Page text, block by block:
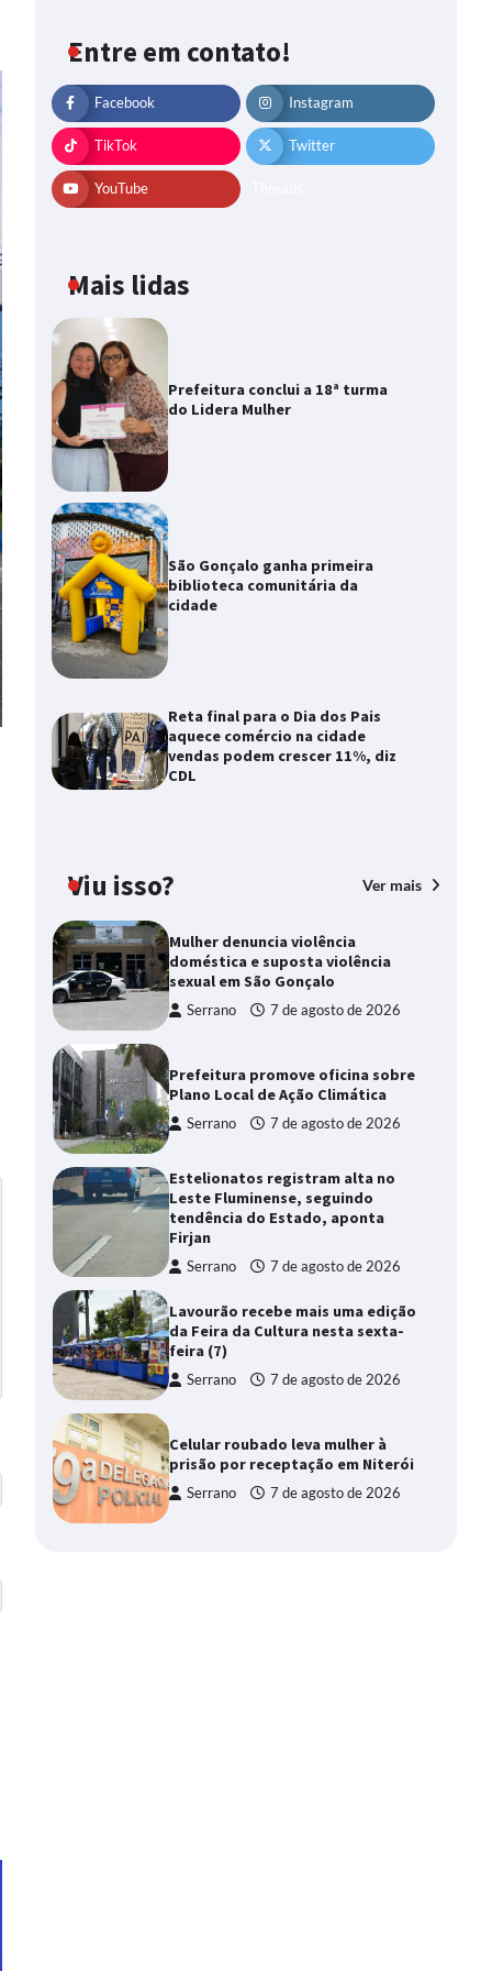
Entre em contato!
Facebook Instagram
TikTok Twitter
YouTube
Mais lidas
Prefeitura conclui a 18ª turma
do Lidera Mulher
São Gonçalo ganha primeira
biblioteca comunitária da
cidade
Reta final para o Dia dos Pais
aquece comércio na cidade
vendas podem crescer 11%, diz
CDL
Viu isso? Ver mais
Mulher denuncia violência
doméstica e suposta violência
sexual em São Gonçalo
Serrano 7 de agosto de 2026
Prefeitura promove oficina sobre
Plano Local de Ação Climática
Serrano 7 de agosto de 2026
Estelionatos registram alta no
Leste Fluminense, seguindo
tendência do Estado, aponta
Firjan
Serrano 7 de agosto de 2026
Lavourão recebe mais uma edição
da Feira da Cultura nesta sexta-
feira (7)
Serrano 7 de agosto de 2026
Celular roubado leva mulher à
prisão por receptação em Niterói
Serrano 7 de agosto de 2026